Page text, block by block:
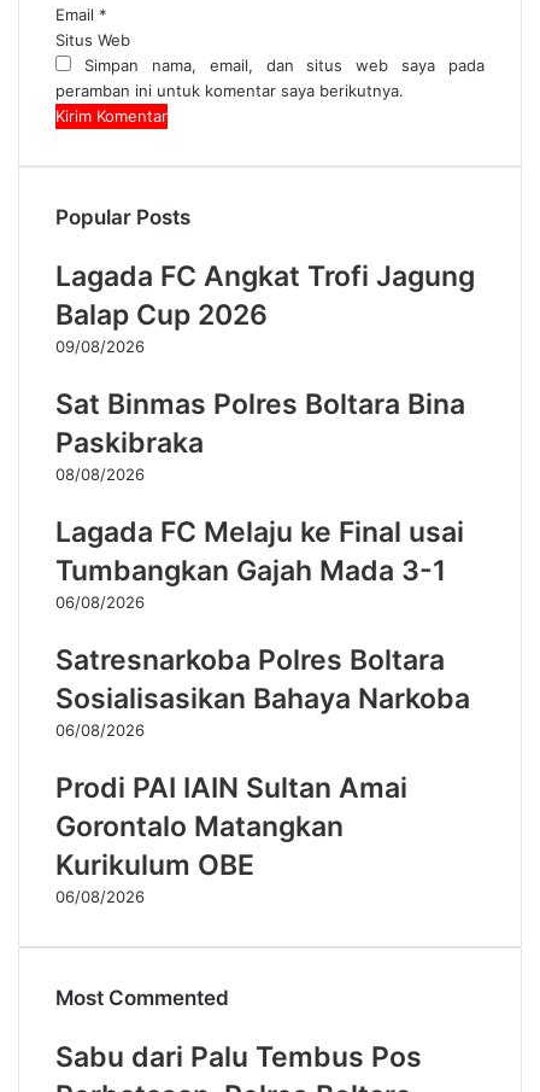
Email *
Situs Web
Simpan nama, email, dan situs web saya pada
peramban ini untuk komentar saya berikutnya.
Popular Posts
Lagada FC Angkat Trofi Jagung
Balap Cup 2026
09/08/2026
Sat Binmas Polres Boltara Bina
Paskibraka
08/08/2026
Lagada FC Melaju ke Final usai
Tumbangkan Gajah Mada 3-1
06/08/2026
Satresnarkoba Polres Boltara
Sosialisasikan Bahaya Narkoba
06/08/2026
Prodi PAI IAIN Sultan Amai
Gorontalo Matangkan
Kurikulum OBE
06/08/2026
Most Commented
Sabu dari Palu Tembus Pos